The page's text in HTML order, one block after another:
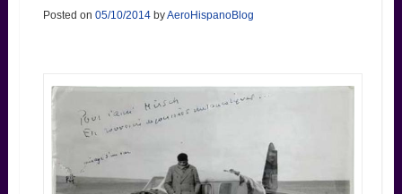
Posted on 05/10/2014byAeroHispanoBlog